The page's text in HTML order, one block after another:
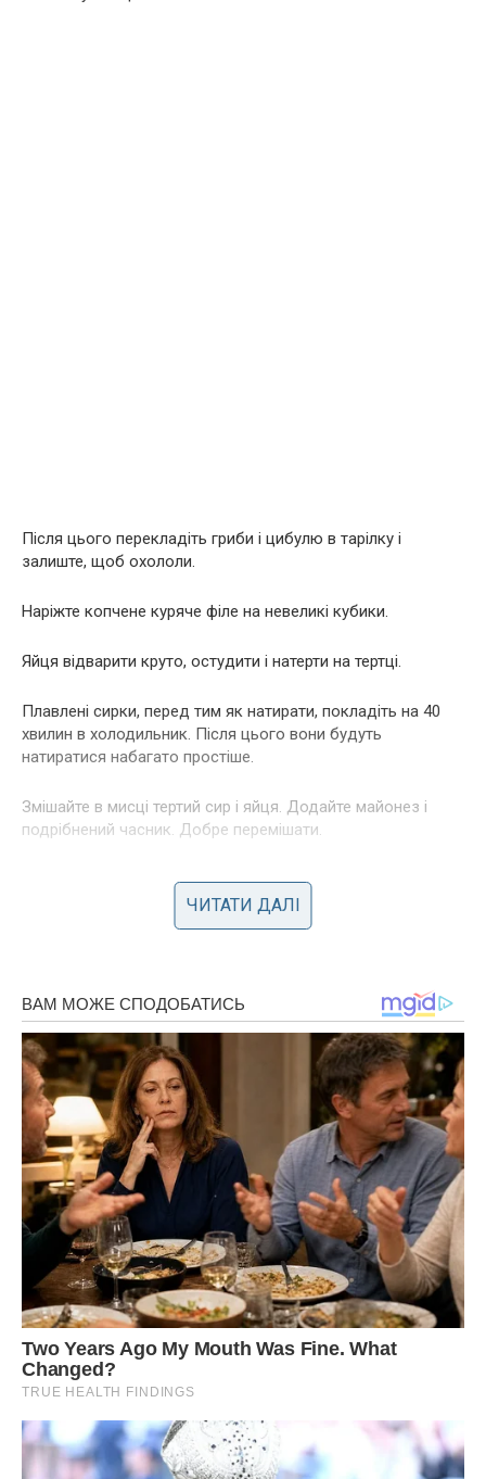
Після цього перекладіть гриби і цибулю в тарілку і
залиште, щоб охололи.
Наріжте копчене куряче філе на невеликі кубики.
Яйця відварити круто, остудити і натерти на тертці.
Плавлені сирки, перед тим як натирати, покладіть на 40
хвилин в холодильник. Після цього вони будуть
натиратися набагато простіше.
Змішайте в мисці тертий сир і яйця. Додайте майонез і
подрібнений часник. Добре перемішати.
Прийшов час збирати салат.
Викладайте його шарами: гриби, половина яєчно-сирної
суміші, куряче філе, решта суміші з яєць і сиру.
ЧИТАТИ ДАЛІ